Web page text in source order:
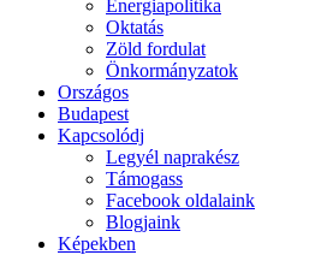
Energiapolitika
Oktatás
Zöld fordulat
Önkormányzatok
Országos
Budapest
Kapcsolódj
Legyél naprakész
Támogass
Facebook oldalaink
Blogjaink
Képekben